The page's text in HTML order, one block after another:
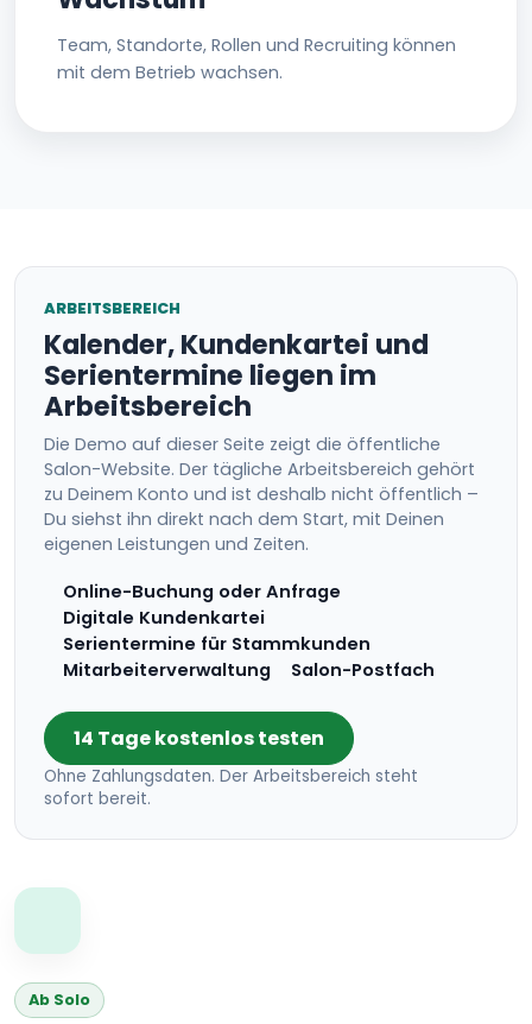
Team, Standorte, Rollen und Recruiting können
mit dem Betrieb wachsen.
ARBEITSBEREICH
Kalender, Kundenkartei und
Serientermine liegen im
Arbeitsbereich
Die Demo auf dieser Seite zeigt die öffentliche
Salon-Website. Der tägliche Arbeitsbereich gehört
zu Deinem Konto und ist deshalb nicht öffentlich –
Du siehst ihn direkt nach dem Start, mit Deinen
eigenen Leistungen und Zeiten.
Online-Buchung oder Anfrage
Digitale Kundenkartei
Serientermine für Stammkunden
Mitarbeiterverwaltung
Salon-Postfach
14 Tage kostenlos testen
Ohne Zahlungsdaten. Der Arbeitsbereich steht
sofort bereit.
Ab Solo